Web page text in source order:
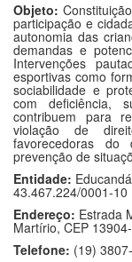
Objeto:
participação e
autonomia das
demandas e
Intervenções
esportivas como
sociabilidade e
com deficiência,
contribuem para
violação de
favorecedoras do
prevenção de
Entidade:
43.467.224/0001-10
Endereço: Estrada
Martírio, CEP
Telefone: (19)